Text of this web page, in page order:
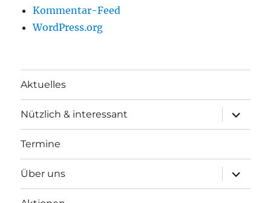
Kommentar-Feed
WordPress.org
Aktuelles
Nützlich & interessant
anzeigen
Termine
Über uns
anzeigen